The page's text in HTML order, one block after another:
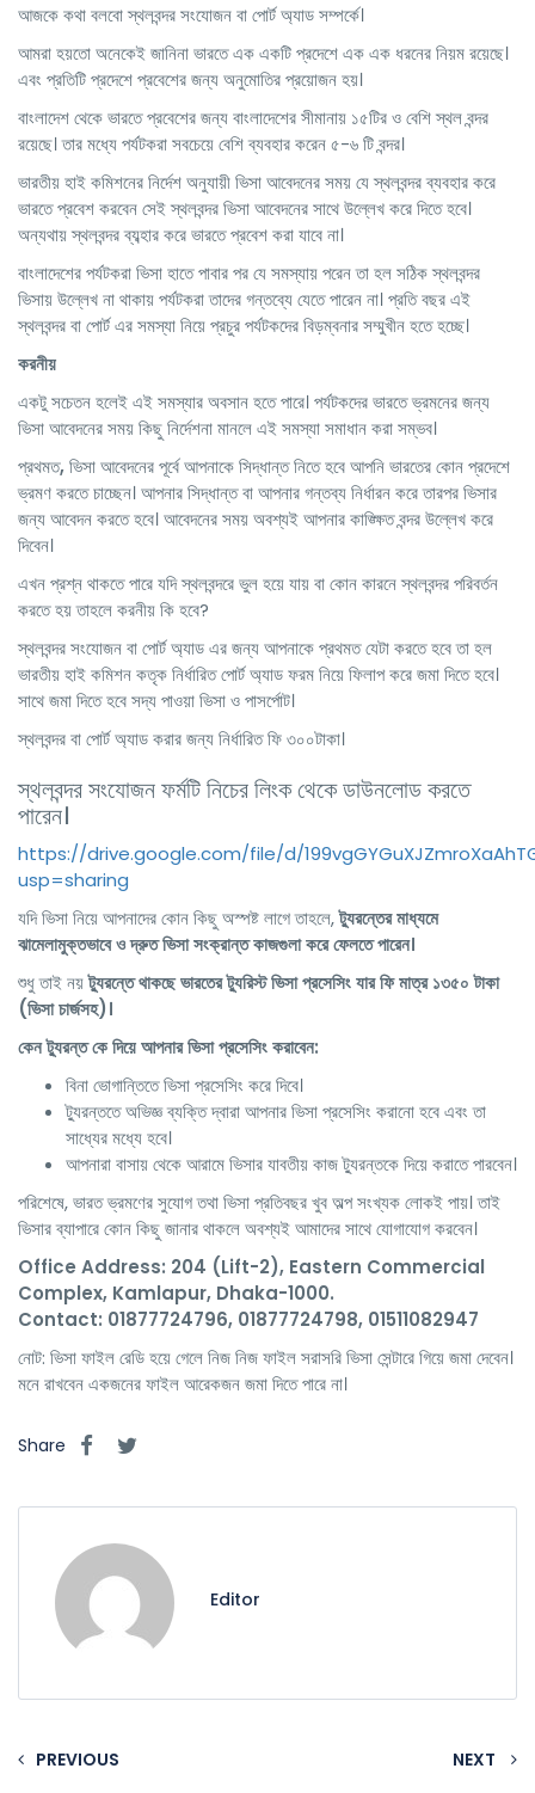
আজকে কথা বলবো স্থলবন্দর সংযোজন বা পোর্ট অ্যাড সম্পর্কে।
আমরা হয়তো অনেকেই জানিনা ভারতে এক একটি প্রদেশে এক এক ধরনের নিয়ম রয়েছে।
এবং প্রতিটি প্রদেশে প্রবেশের জন্য অনুমোতির প্রয়োজন হয়।
বাংলাদেশ থেকে ভারতে প্রবেশের জন্য বাংলাদেশের সীমানায় ১৫টির ও বেশি স্থল বন্দর
রয়েছে। তার মধ্যে পর্যটকরা সবচেয়ে বেশি ব্যবহার করেন ৫-৬ টি বন্দর।
ভারতীয় হাই কমিশনের নির্দেশ অনুযায়ী ভিসা আবেদনের সময় যে স্থলবন্দর ব্যবহার করে
ভারতে প্রবেশ করবেন সেই স্থলবন্দর ভিসা আবেদনের সাথে উল্লেখ করে দিতে হবে।
অন্যথায় স্থলবন্দর ব্যব্হার করে ভারতে প্রবেশ করা যাবে না।
বাংলাদেশের পর্যটকরা ভিসা হাতে পাবার পর যে সমস্যায় পরেন তা হল সঠিক স্থলবন্দর
ভিসায় উল্লেখ না থাকায় পর্যটকরা তাদের গন্তব্যে যেতে পারেন না। প্রতি বছর এই
স্থলবন্দর বা পোর্ট এর সমস্যা নিয়ে প্রচুর পর্যটকদের বিড়ম্বনার সম্মুখীন হতে হচ্ছে।
করনীয়
একটু সচেতন হলেই এই সমস্যার অবসান হতে পারে। পর্যটকদের ভারতে ভ্রমনের জন্য
ভিসা আবেদনের সময় কিছু নির্দেশনা মানলে এই সমস্যা সমাধান করা সম্ভব।
প্রথমত,ভিসা আবেদনের পূর্বে আপনাকে সিদ্ধান্ত নিতে হবে আপনি ভারতের কোন প্রদেশে
ভ্রমণ করতে চাচ্ছেন। আপনার সিদ্ধান্ত বা আপনার গন্তব্য নির্ধারন করে তারপর ভিসার
জন্য আবেদন করতে হবে। আবেদনের সময় অবশ্যই আপনার কাঙ্ক্ষিত বন্দর উল্লেখ করে
দিবেন।
এখন প্রশ্ন থাকতে পারে যদি স্থলবন্দরে ভুল হয়ে যায় বা কোন কারনে স্থলবন্দর পরিবর্তন
করতে হয় তাহলে করনীয় কি হবে?
স্থলবন্দর সংযোজন বা পোর্ট অ্যাড এর জন্য আপনাকে প্রথমত যেটা করতে হবে তা হল
ভারতীয় হাই কমিশন কতৃক নির্ধারিত পোর্ট অ্যাড ফরম নিয়ে ফিলাপ করে জমা দিতে হবে।
সাথে জমা দিতে হবে সদ্য পাওয়া ভিসা ও পাসর্পোট।
স্থলবন্দর বা পোর্ট অ্যাড করার জন্য নির্ধারিত ফি ৩০০টাকা।
স্থলবন্দর সংযোজন ফর্মটি নিচের লিংক থেকে ডাউনলোড করতে
পারেন।
https://drive.google.com/file/d/
usp=sharing
যদি ভিসা নিয়ে আপনাদের কোন কিছু অস্পষ্ট লাগে তাহলে,ট্যুরন্তেরমাধ্যমে
ঝামেলামুক্তভাবে ও দ্রুত ভিসা সংক্রান্ত কাজগুলা করে ফেলতে পারেন।
শুধু তাই নয়ট্যুরন্তেথাকছে ভারতের ট্যুরিস্ট ভিসা প্রসেসিং যার ফি মাত্র ১৩৫০ টাকা
(ভিসা চার্জসহ)।
কেন ট্যুরন্ত কে দিয়ে আপনার ভিসা প্রসেসিং করাবেন:
বিনা ভোগান্তিতে ভিসা প্রসেসিং করে দিবে।
ট্যুরন্ততে অভিজ্ঞ ব্যক্তি দ্বারা আপনার ভিসা প্রসেসিং করানো হবে এবং তা
সাধ্যের মধ্যে হবে।
আপনারা বাসায় থেকে আরামে ভিসার যাবতীয় কাজ ট্যুরন্তকে দিয়ে করাতে পারবেন।
পরিশেষে, ভারত ভ্রমণের সুযোগ তথা ভিসা প্রতিবছর খুব অল্প সংখ্যক লোকই পায়। তাই
ভিসার ব্যাপারে কোন কিছু জানার থাকলে অবশ্যই আমাদের সাথে যোগাযোগ করবেন।
Office Address: 204 (Lift-2), Eastern Commercial
Complex, Kamlapur, Dhaka-1000.
Contact: 01877724796, 01877724798, 01511082947
নোট: ভিসা ফাইল রেডি হয়ে গেলে নিজ নিজ ফাইল সরাসরি ভিসা সেন্টারে গিয়ে জমা দেবেন।
মনে রাখবেন একজনের ফাইল আরেকজন জমা দিতে পারে না।
Share
Editor
PREVIOUS NEXT